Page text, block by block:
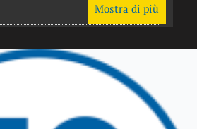
Mostra di più